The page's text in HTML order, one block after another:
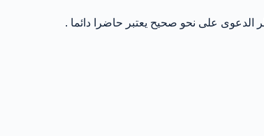
الدعوى على نحو صحيح يعتبر حاضرا دائما .